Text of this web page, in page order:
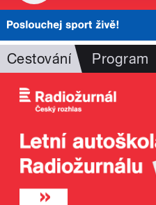
Cestování Program